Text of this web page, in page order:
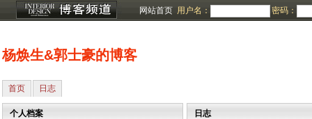
网站首页 用户名： 密码：
杨焕生&郭士豪的博客
首页 日志
个人档案 日志